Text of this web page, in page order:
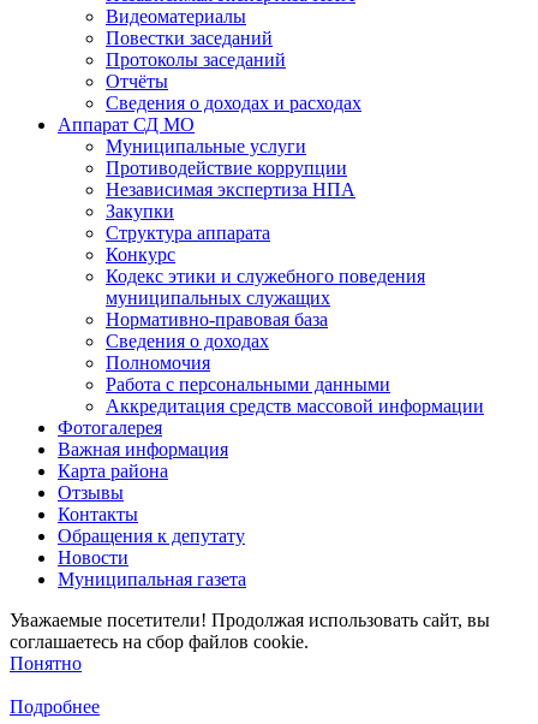
Видеоматериалы
Повестки заседаний
Протоколы заседаний
Отчёты
Сведения о доходах и расходах
Аппарат СД МО
Муниципальные услуги
Противодействие коррупции
Независимая экспертиза НПА
Закупки
Структура аппарата
Конкурс
Кодекс этики и служебного поведения
муниципальных служащих
Нормативно-правовая база
Сведения о доходах
Полномочия
Работа с персональными данными
Аккредитация средств массовой информации
Фотогалерея
Важная информация
Карта района
Отзывы
Контакты
Обращения к депутату
Новости
Муниципальная газета
Уважаемые посетители! Продолжая использовать сайт, вы
соглашаетесь на сбор файлов cookie.
Понятно
Подробнее